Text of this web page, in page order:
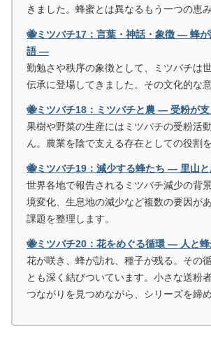
きました。蜂蜜とは異なるもう一つの恵
🐝ミツバチ17：言葉・神話・象徴 ― 蜂
語 ―
勤勉さや秩序の象徴として、ミツバチは
伝承に登場してきました。その文化的な
🐝ミツバチ18：ミツバチと農 ― 受粉が
果樹や野菜の生産にはミツバチの受粉活
ん。農業を陰で支える存在としての役割
🐝ミツバチ19：減少する蜂たち ― 里山
世界各地で報告されるミツバチ減少の背
境変化、生息地の減少など複数の要因が
課題を整理します。
🐝ミツバチ20：花をめぐる循環 ― 人と
花が咲き、蜂が訪れ、種子が残る。その
とも深く結びついています。小さな送粉
つながりを見つめながら、シリーズを締